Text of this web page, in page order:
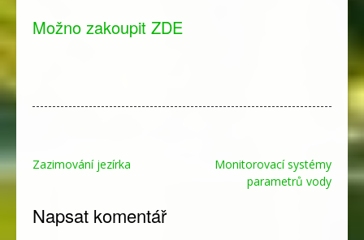
Možno zakoupit ZDE
Navigace
příspěvek
Zazimování jezírka
Monitorovací systémy
parametrů vody
Napsat komentář